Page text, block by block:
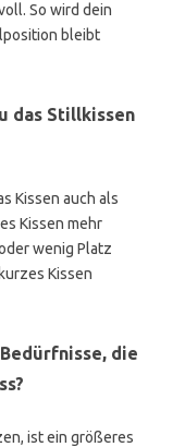
So wird dein
bleibt
das Stillkissen
Kissen auch als
Kissen mehr
wenig Platz
Kissen
die
ist ein größeres